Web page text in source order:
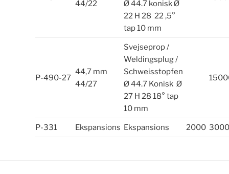
44/22
Ø 44.7 konisk Ø
22 H 28 22 ,5°
tap 10 mm
P-490-27
44,7 mm
44/27
Svejseprop /
Weldingsplug /
Schweisstopfen
Ø 44.7 Konisk Ø
27 H 28 18° tap
10 mm
P-331 Ekspansions Ekspansions 2000